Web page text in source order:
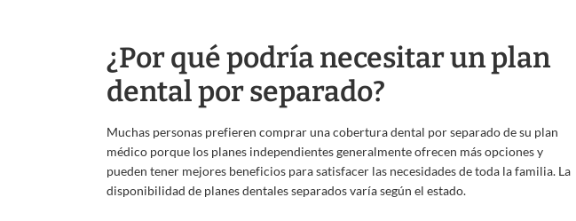
¿Por qué podría necesitar un plan
dental por separado?
Muchas personas prefieren comprar una cobertura dental por separado de su plan
médico porque los planes independientes generalmente ofrecen más opciones y
pueden tener mejores beneficios para satisfacer las necesidades de toda la familia. La
disponibilidad de planes dentales separados varía según el estado.